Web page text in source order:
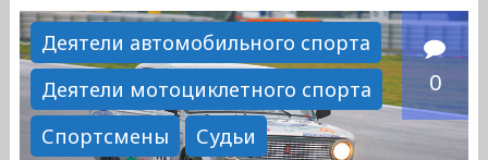
Сергеевна"
Деятели автомобильного спорта
Деятели мотоциклетного спорта
Спортсмены
Судьи
0